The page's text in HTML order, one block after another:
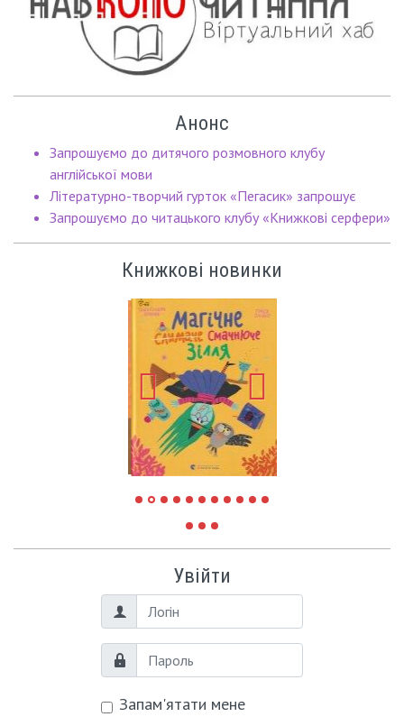
Анонс
Запрошуємо до дитячого розмовного клубу
англійської мови
Літературно-творчий гурток «Пегасик» запрошує
Запрошуємо до читацького клубу «Книжкові серфери»
Книжкові новинки
Увійти
Логін
Пароль
Запам'ятати мене